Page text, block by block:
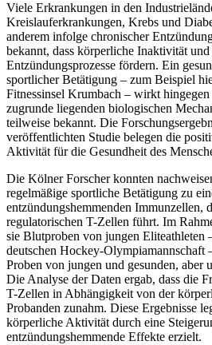
Viele Erkrankungen in den
Kreislauferkrankungen, Krebs und
anderem infolge chronischer
bekannt, dass körperliche Inaktivität
Entzündungsprozesse fördern. Ein
sportlicher Betätigung – zum Beispiel
Fitnessinsel Krumbach – wirkt
zugrunde liegenden biologischen
teilweise bekannt. Die
veröffentlichten Studie belegen die
Aktivität für die Gesundheit des
Die Kölner Forscher konnten
regelmäßige sportliche Betätigung zu
entzündungshemmenden Immunzellen,
regulatorischen T-Zellen führt. Im
sie Blutproben von jungen Eliteathleten
deutschen Hockey-Olympiamannschaft
Proben von jungen und gesunden, aber
Die Analyse der Daten ergab, dass die
T-Zellen in Abhängigkeit von der
Probanden zunahm. Diese Ergebnisse
körperliche Aktivität durch eine
entzündungshemmende Effekte erzielt.